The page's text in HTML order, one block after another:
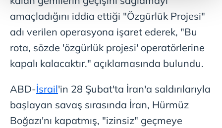
Her halükârda, kullanıcılar, bu çerezlere izin vermedikleri
takdirde, kullanıcılara hedefli reklamlar
gösterilmeyecektir."
Sizlere daha iyi bir hizmet sunabilmek için İnternet
kullanılmaktadır. Bu çerezler vasıtasıyla çeşitli kişisel
verileriniz işlenmekte olup gerekli olan çerezler bilgi
toplumu hizmetlerinin sunulması amacıyla
kullanılmaktadır. Diğer çerezler, sitemizin daha işlevsel
amaçladığını iddia ettiği "Özgürlük Projesi"
adı verilen operasyona işaret ederek, "Bu
rota, sözde 'özgürlük projesi' operatörlerine
kapalı kalacaktır." açıklamasında bulundu.
ABD-İsrail'in 28 Şubat'ta İran'a saldırılarıyla
başlayan savaş sırasında İran, Hürmüz
Boğazı'nı kapatmış, "izinsiz" geçmeye